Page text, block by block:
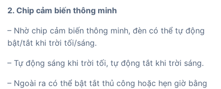
2. Chip cảm biến thông minh
– Nhờ chip cảm biến thông minh, đèn có thể tự động
bật/tắt khi trời tối/sáng.
– Tự động sáng khi trời tối, tự động tắt khi trời sáng.
– Ngoài ra có thể bật tắt thủ công hoặc hẹn giờ bằng